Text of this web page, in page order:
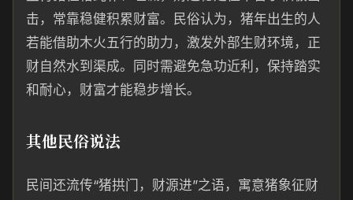
击，常靠稳健积累财富。民俗认为，猪年出生的人
若能借助木火五行的助力，激发外部生财环境，正
财自然水到渠成。同时需避免急功近利，保持踏实
和耐心，财富才能稳步增长。
其他民俗说法
民间还流传“猪拱门，财源进”之语，寓意猪象征财